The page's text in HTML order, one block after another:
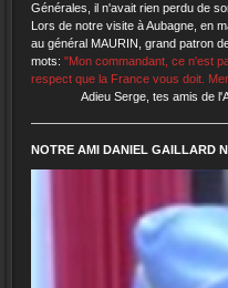
Générales, il n'avait rien perdu de
Lors de notre visite à Aubagne, en
au général MAURIN, grand patron
mots: "Mon commandant, ce n'est
respect que la France vous doit.
Adieu Serge, tes amis de
NOTRE AMI DANIEL GAILLARD